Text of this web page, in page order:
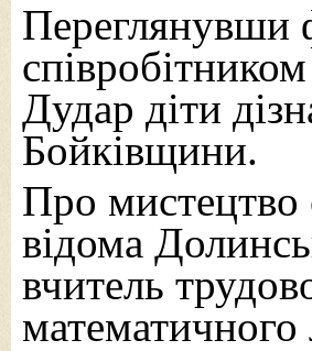
Переглянувши
Дудар діти
Бойківщини.
Про мистецтво
відома
вчитель